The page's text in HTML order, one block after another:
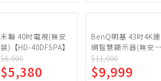
禾聯 40吋電視(無安
裝)【HD-40DFSPA】
$6,000
$5,380
BenQ明基 43吋4K連
網智慧顯示器(無安
裝)【E43-745】
$11,000
$9,999